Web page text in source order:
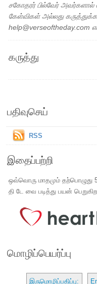
சகோதரர் பில்வேர் அவர்களால்
கேள்விகள் அல்லது
help@verseoftheday.com
கருத்து
பதிவுசெய்
RSS
இதைப்பற்றி
ஒவ்வொரு மாதமும் தற்பொழுது
தி டே வை படித்து பயன்
மொழிப்பெயர்ப்பு
இருமொழிப்பதிப்பு: